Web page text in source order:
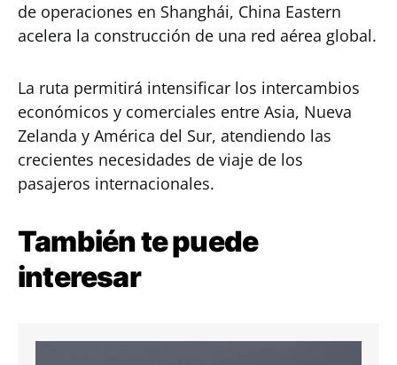
de operaciones en Shanghái, China Eastern
acelera la construcción de una red aérea global.
La ruta permitirá intensificar los intercambios
económicos y comerciales entre Asia, Nueva
Zelanda y América del Sur, atendiendo las
crecientes necesidades de viaje de los
pasajeros internacionales.
También te puede
interesar